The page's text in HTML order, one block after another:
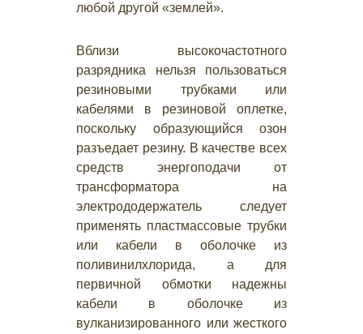
любой другой «землей».
Вблизи высокочастотного
разрядника нельзя пользоваться
резиновыми трубками или
кабелями в резиновой оплетке,
поскольку образующийся озон
разъедает резину. В качестве всех
средств энергоподачи от
трансформатора на
электрододержатель следует
применять пластмассовые трубки
или кабели в оболочке из
поливинилхлорида, а для
первичной обмотки надежны
кабели в оболочке из
вулканизированного или жесткого